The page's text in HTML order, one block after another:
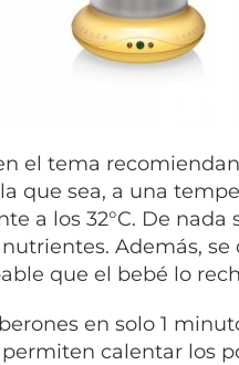
el tema
que sea, a una
a los 32°C. De
Además, se
que el bebé lo
en solo 1
calentar los